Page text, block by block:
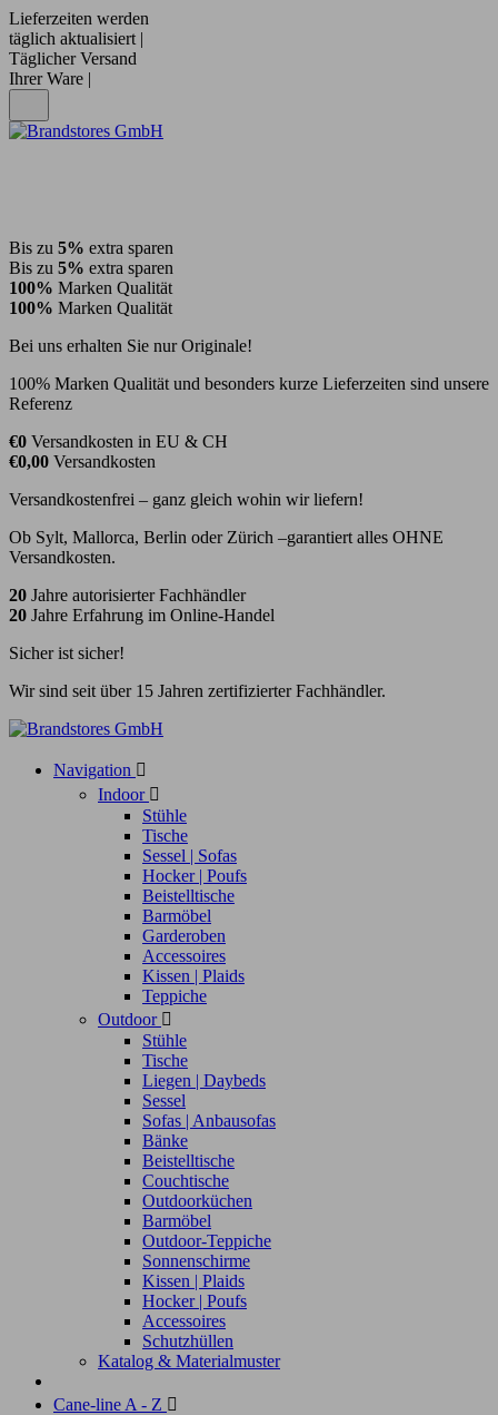
Lieferzeiten werden
täglich aktualisiert |
Täglicher Versand
Ihrer Ware |
Bis zu 5% extra sparen
Bis zu 5% extra sparen
100% Marken Qualität
100% Marken Qualität
Bei uns erhalten Sie nur Originale!
100% Marken Qualität und besonders kurze Lieferzeiten sind unsere
Referenz
€0 Versandkosten in EU & CH
€0,00 Versandkosten
Versandkostenfrei – ganz gleich wohin wir liefern!
Ob Sylt, Mallorca, Berlin oder Zürich –garantiert alles OHNE
Versandkosten.
20 Jahre autorisierter Fachhändler
20 Jahre Erfahrung im Online-Handel
Sicher ist sicher!
Wir sind seit über 15 Jahren zertifizierter Fachhändler.
Navigation 
Indoor 
Stühle
Tische
Sessel | Sofas
Hocker | Poufs
Beistelltische
Barmöbel
Garderoben
Accessoires
Kissen | Plaids
Teppiche
Outdoor 
Stühle
Tische
Liegen | Daybeds
Sessel
Sofas | Anbausofas
Bänke
Beistelltische
Couchtische
Outdoorküchen
Barmöbel
Outdoor-Teppiche
Sonnenschirme
Kissen | Plaids
Hocker | Poufs
Accessoires
Schutzhüllen
Katalog & Materialmuster
Cane-line A - Z 